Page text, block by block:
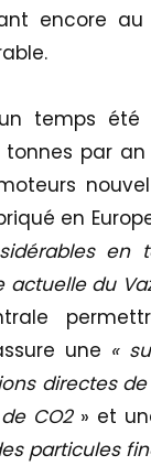
encore
temps été
tonnes par
en
en
du
une «
directes
CO2» et
particules